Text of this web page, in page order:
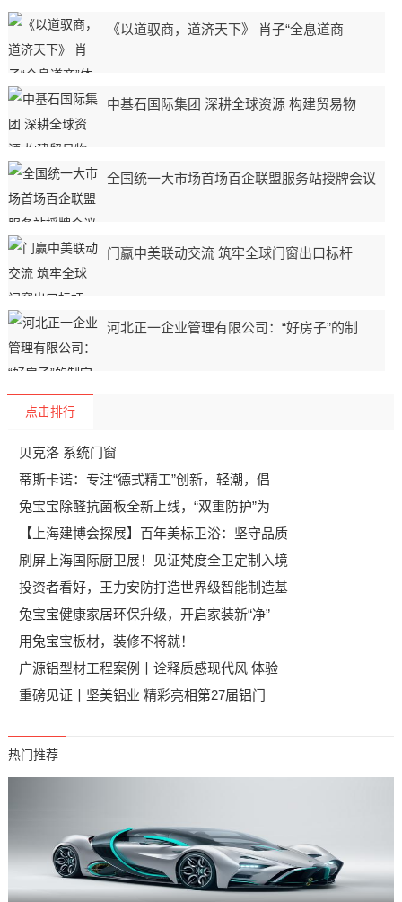
《以道驭商，道济天下》 肖子“全息道商
中基石国际集团 深耕全球资源 构建贸易物
全国统一大市场首场百企联盟服务站授牌会议
门赢中美联动交流 筑牢全球门窗出口标杆
河北正一企业管理有限公司：“好房子”的制
点击排行
贝克洛 系统门窗
蒂斯卡诺：专注“德式精工”创新，轻潮，倡
兔宝宝除醛抗菌板全新上线，“双重防护”为
【上海建博会探展】百年美标卫浴：坚守品质
刷屏上海国际厨卫展！见证梵度全卫定制入境
投资者看好，王力安防打造世界级智能制造基
兔宝宝健康家居环保升级，开启家装新“净”
用兔宝宝板材，装修不将就！
广源铝型材工程案例丨诠释质感现代风 体验
重磅见证丨坚美铝业 精彩亮相第27届铝门
热门推荐